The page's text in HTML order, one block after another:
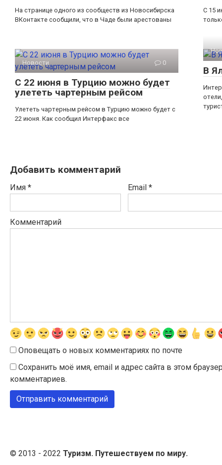
На странице одного из сообществ из Новосибирска
ВКонтакте сообщили, что в Чаде были арестованы
С 15
Новости 0
С 22 июня в Турцию можно будет
улететь чартерным рейсом
Улететь чартерным рейсом в Турцию можно будет с
22 июня. Как сообщил Интерфакс все
В
Добавить комментарий
Имя * Email *
Комментарий
Оповещать о новых комментариях по почте
Сохранить моё имя, email и адрес сайта в этом
комментариев.
© 2013 - 2022 Туризм. Путешествуем по миру.